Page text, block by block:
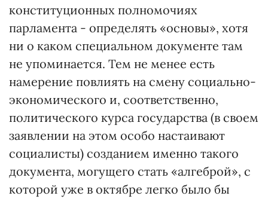
конституционных полномочиях
парламента - определять «основы», хотя
ни о каком специальном документе там
не упоминается. Тем не менее есть
намерение повлиять на смену социально-
экономического и, соответственно,
политического курса государства (в своем
заявлении на этом особо настаивают
социалисты) созданием именно такого
документа, могущего стать «алгеброй», с
которой уже в октябре легко было бы